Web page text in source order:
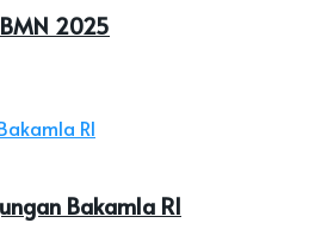
2025
Bakamla RI